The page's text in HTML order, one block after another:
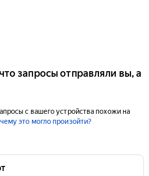
запросы отправляли вы, а
с вашего устройства похожи на
это могло произойти?